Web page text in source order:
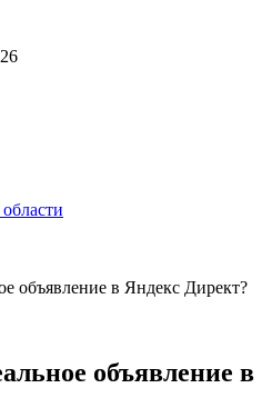
объявление в Яндекс Директ?
объявление в